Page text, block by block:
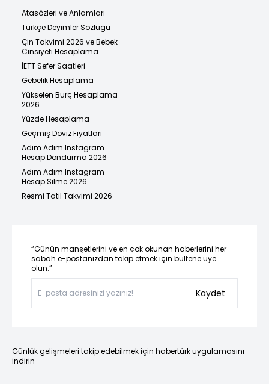
Atasözleri ve Anlamları
Türkçe Deyimler Sözlüğü
Çin Takvimi 2026 ve Bebek
Cinsiyeti Hesaplama
İETT Sefer Saatleri
Gebelik Hesaplama
Yükselen Burç Hesaplama
2026
Yüzde Hesaplama
Geçmiş Döviz Fiyatları
Adım Adım Instagram
Hesap Dondurma 2026
Adım Adım Instagram
Hesap Silme 2026
Resmi Tatil Takvimi 2026
“Günün manşetlerini ve en çok okunan haberlerini her
sabah e-postanızdan takip etmek için bültene üye
olun.”
Kaydet
Günlük gelişmeleri takip edebilmek için habertürk uygulamasını
indirin